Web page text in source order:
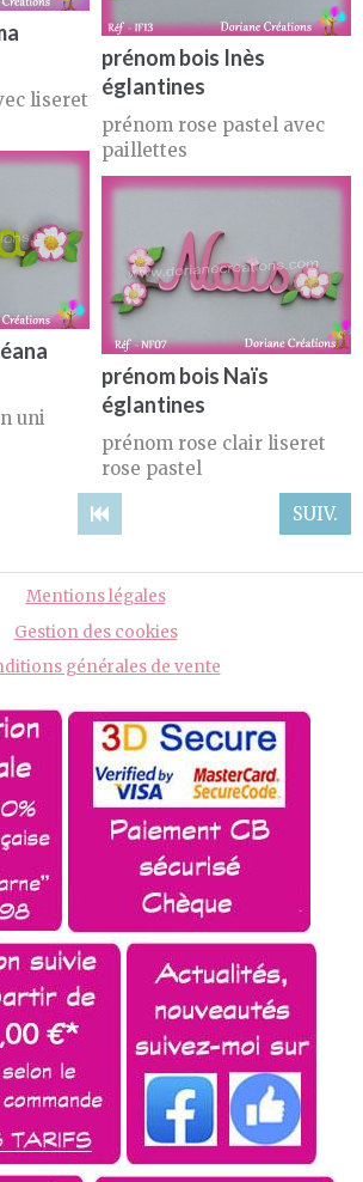
liseret
prénom bois Inès
églantines
prénom rose pastel avec
paillettes
uni
prénom bois Naïs
églantines
prénom rose clair liseret
rose pastel
SUIV.
Mentions légales
Gestion des cookies
générales de vente